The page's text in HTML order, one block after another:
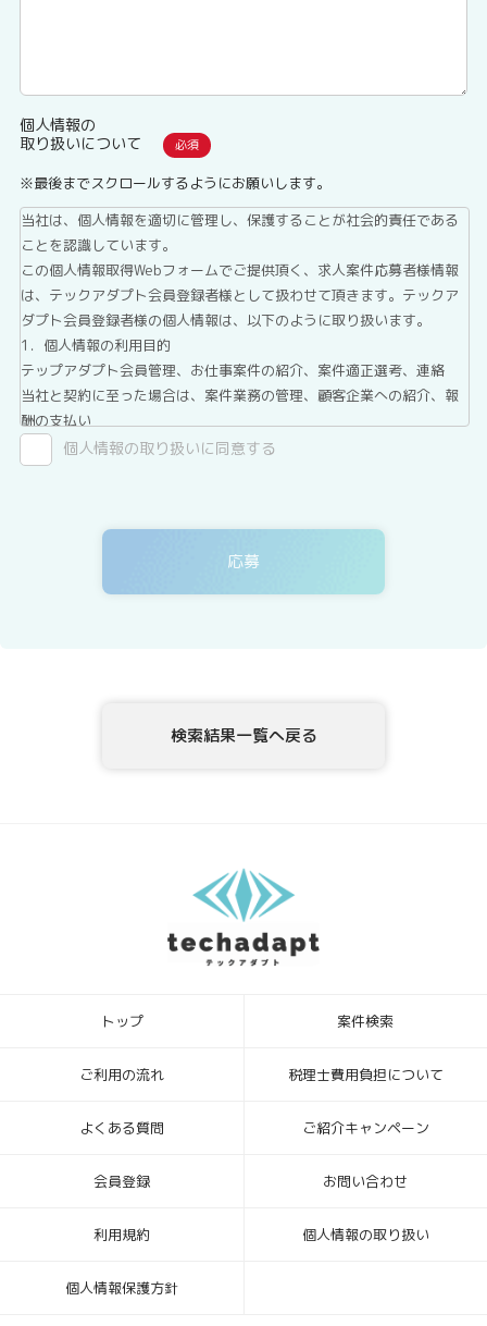
個人情報の
取り扱いについて
※最後までスクロールするようにお願いします。
当社は、個人情報を適切に管理し、保護することが社会的責任である
ことを認識しています。
この個人情報取得Webフォームでご提供頂く、求人案件応募者様情報
は、テックアダプト会員登録者様として扱わせて頂きます。テックア
ダプト会員登録者様の個人情報は、以下のように取り扱います。
1．個人情報の利用目的
テップアダプト会員管理、お仕事案件の紹介、案件適正選考、連絡
当社と契約に至った場合は、案件業務の管理、顧客企業への紹介、報
酬の支払い
2．第三者提供について
テックアダプト会員登録者情報は、法令に基づく場合、委託する場合
ィングサービス事業者等に委託する場合がありますが、委託先につい
ては、当社が運用する個人情報保護マネジメントシステムにより管理
者提供記録の開示を、当社に申し出ることができます。ご請求方法
テックアダプト会員登録者様が、当社に個人情報を提供されるかどう
かは、任意によるものです。ただし、必要な情報をご提供いただけな
い場合、上記1.の利用目的の達成に支障がでる場合があります。
6．本Webサイトへアクセスしたことを契機として機械的に取得される
[お問合せ・苦情相談窓口]
〒104-0032 東京都中央区八丁堀4丁目1番3号 宝町TATUMIビル 2F
TEL ： 03-6683-8664 FAX ： 03-6683-8665
個人情報の取り扱いに同意する
検索結果一覧へ戻る
トップ 案件検索
ご利用の流れ 税理士費用負担について
よくある質問 ご紹介キャンペーン
会員登録 お問い合わせ
利用規約 個人情報の取り扱い
個人情報保護方針